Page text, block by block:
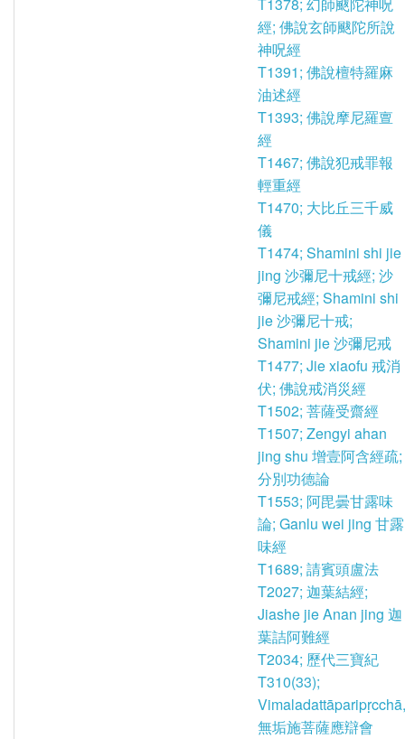
T1378; 幻師颰陀神呪
經; 佛說玄師颰陀所說
神呪經
T1391; 佛說檀特羅麻
油述經
T1393; 佛說摩尼羅亶
經
T1467; 佛說犯戒罪報
輕重經
T1470; 大比丘三千威
儀
T1474; Shamini shi jie
jing 沙彌尼十戒經; 沙
彌尼戒經; Shamini shi
jie 沙彌尼十戒;
Shamini jie 沙彌尼戒
T1477; Jie xiaofu 戒消
伏; 佛說戒消災經
T1502; 菩薩受齋經
T1507; Zengyi ahan
jing shu 增壹阿含經疏;
分別功德論
T1553; 阿毘曇甘露味
論; Ganlu wei jing 甘露
味經
T1689; 請賓頭盧法
T2027; 迦葉結經;
Jiashe jie Anan jing 迦
葉詰阿難經
T2034; 歷代三寶紀
T310(33);
Vimaladattāparipṛcchā,
無垢施菩薩應辯會